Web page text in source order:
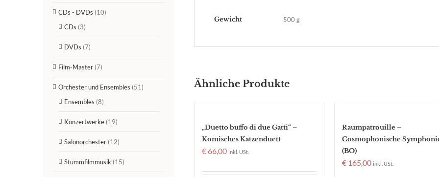
Gewicht 500 g
Ähnliche Produkte
„Duetto buffo di due Gatti“ –
Komisches Katzenduett
€ 66,00 inkl. USt.
Raumpatrouille –
Cosmophonische
(BO)
€165,00 inkl. USt.
CDs - DVDs (10)
CDs (3)
DVDs (7)
Film-Master (7)
Orchester und Ensembles (51)
Ensembles (8)
Konzertwerke (19)
Salonorchester (12)
Stummfilmmusik (15)